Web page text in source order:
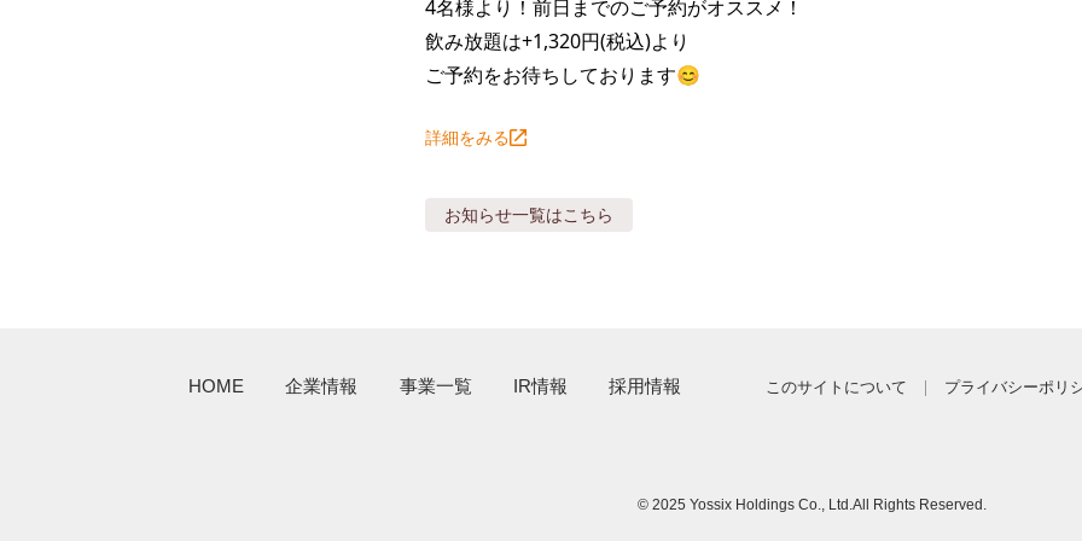
4名様より！前日までのご予約がオススメ！
飲み放題は+1,320円(税込)より
ご予約をお待ちしております😊
詳細をみる
お知らせ一覧はこちら
HOME 企業情報 事業一覧 IR情報 採用情報 このサイトについて プライバシーポリ
© 2025 Yossix Holdings Co., Ltd.All Rights Reserved.